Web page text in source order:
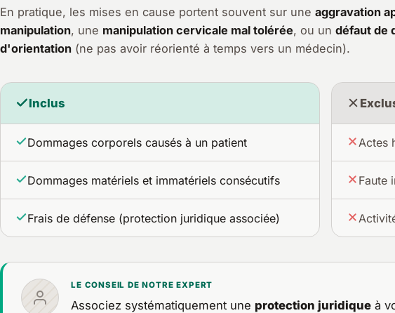
En pratique, les mises en cause portent souvent sur une aggravation
manipulation, une manipulation cervicale mal tolérée, ou un défaut de
d'orientation (ne pas avoir réorienté à temps vers un médecin).
Inclus
Dommages corporels causés à un patient
Dommages matériels et immatériels consécutifs
Frais de défense (protection juridique associée)
Actes
Faute
LE CONSEIL DE NOTRE EXPERT
Associez systématiquement une protection juridique à